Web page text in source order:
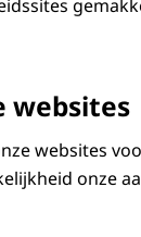
websites
websites
onze